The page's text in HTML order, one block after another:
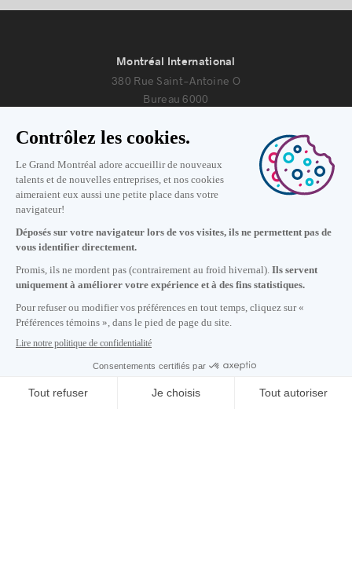
S'abonner à notre infolettre
Carrières
À propos de nous
Montréal International
380 Rue Saint-Antoine O
Bureau 6000
Nous joindre
Lundi au vendredi de 8h30 à 17h.